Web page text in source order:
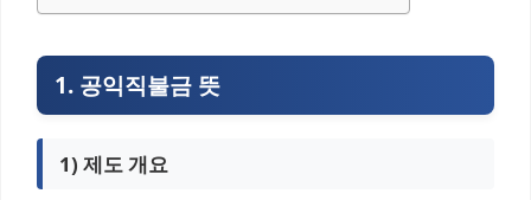
1. 공익직불금 뜻
1) 제도 개요